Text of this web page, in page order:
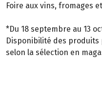
Foire aux vins, fromages
*Du 18 septembre au 13
Disponibilité des produits
selon la sélection en